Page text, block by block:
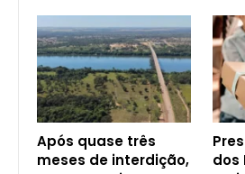
Após quase três
meses de interdição,
dos